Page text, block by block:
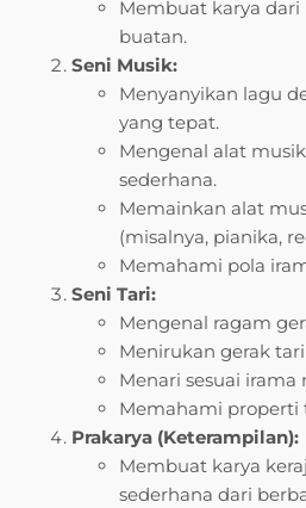
Membuat karya
buatan.
Seni Musik:
Menyanyikan lagu
yang tepat.
Mengenal alat
sederhana.
Memainkan alat
(misalnya, pianika,
Memahami pola
Seni Tari:
Mengenal ragam
Menirukan gerak
Menari sesuai irama
Memahami properti
Prakarya (Keterampilan):
Membuat karya
sederhana dari